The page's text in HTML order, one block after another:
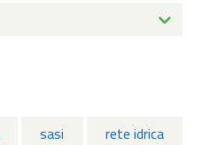
sasi
rete idrica